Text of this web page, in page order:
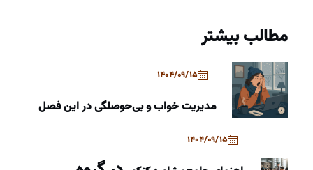
مطالب بیشتر
1404/09/15
مدیریت خواب و بی‌حوصلگی در این فصل
1404/09/15